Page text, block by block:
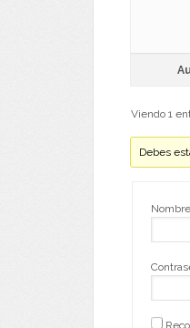
Viendo 1
Debes